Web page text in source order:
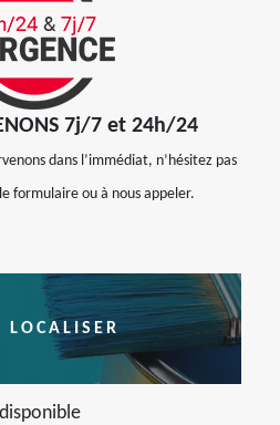
7j/7 et 24h/24
dans l’immédiat, n’hésitez pas
formulaire ou à nous appeler.
LOCALISER